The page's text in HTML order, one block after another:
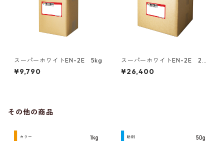
スーパーホワイトEN-2E 5kg
¥9,790
スーパーホワイトEN-2E 20
kg
¥26,400
その他の商品